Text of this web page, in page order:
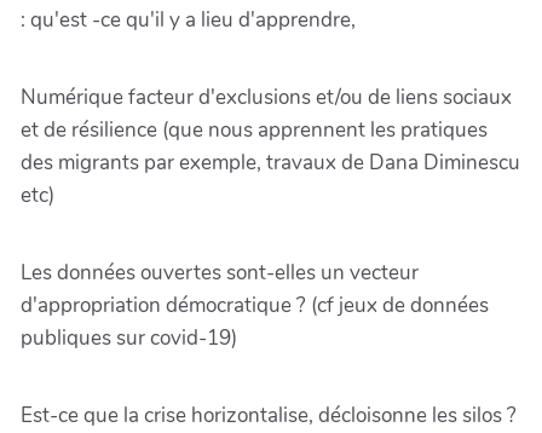
: qu'est -ce qu'il y a lieu d'apprendre,
Numérique facteur d'exclusions et/ou de liens sociaux
et de résilience (que nous apprennent les pratiques
des migrants par exemple, travaux de Dana Diminescu
etc)
Les données ouvertes sont-elles un vecteur
d'appropriation démocratique ? (cf jeux de données
publiques sur covid-19)
Est-ce que la crise horizontalise, décloisonne les silos ?